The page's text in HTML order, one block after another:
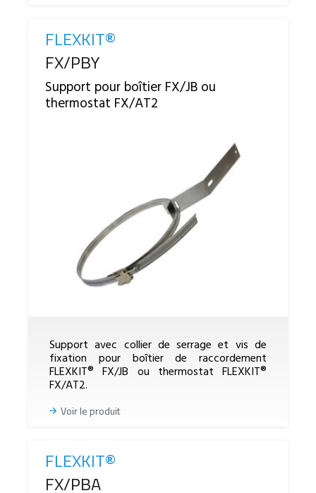
FLEXKIT®
Reference
FX/PBY
Support pour boîtier FX/JB ou
thermostat FX/AT2
Support avec collier de serrage et vis de
fixation pour boîtier de raccordement
FLEXKIT® FX/JB ou thermostat FLEXKIT®
FX/AT2.
Voir le produit
FLEXKIT®
Reference
FX/PBA